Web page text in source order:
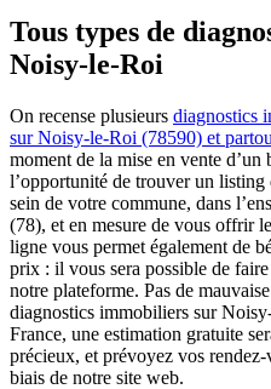
Tous types de
Noisy-le-Roi
On recense plusieurs diagnostics
sur Noisy-le-Roi (78590) et
moment de la mise en vente
l’opportunité de trouver un
sein de votre commune, dans
(78), et en mesure de vous offrir
ligne vous permet également de
prix : il vous sera possible de
notre plateforme. Pas de
diagnostics immobiliers sur
France, une estimation gratuite
précieux, et prévoyez vos
biais de notre site web.